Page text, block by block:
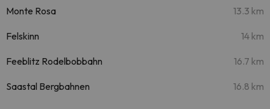
Monte Rosa 13.3 km
Felskinn 14 km
Feeblitz Rodelbobbahn 16.7 km
Saastal Bergbahnen 16.8 km